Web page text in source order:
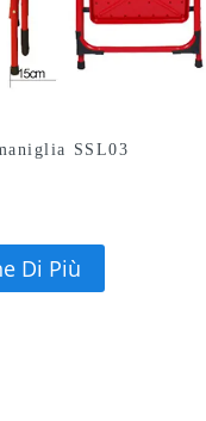
SSL03
Di Più